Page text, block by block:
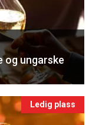
og ungarske
Ledig plass